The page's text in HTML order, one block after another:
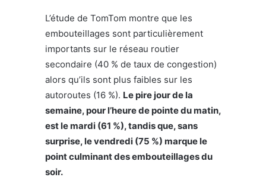
L’étude de TomTom montre que les
embouteillages sont particulièrement
importants sur le réseau routier
secondaire (40 % de taux de congestion)
alors qu’ils sont plus faibles sur les
autoroutes (16 %). Le pire jour de la
semaine, pour l’heure de pointe du matin,
est le mardi (61 %), tandis que, sans
surprise, le vendredi (75 %) marque le
point culminant des embouteillages du
soir.